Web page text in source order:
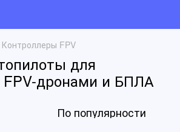
Контроллеры FPV
для
FPV-дронами и БПЛА
По популярности